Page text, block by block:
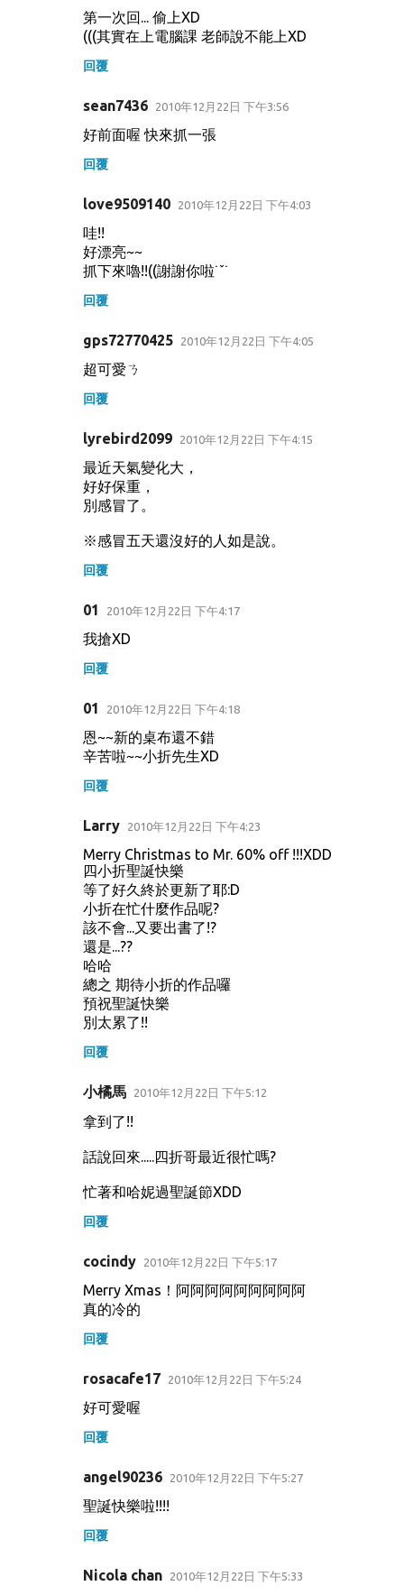
第一次回... 偷上XD
(((其實在上電腦課 老師說不能上XD
回覆
sean7436 2010年12月22日 下午3:56
好前面喔 快來抓一張
回覆
love9509140 2010年12月22日 下午4:03
哇!!
好漂亮~~
抓下來嚕!!((謝謝你啦˙ˇ˙
回覆
gps72770425 2010年12月22日 下午4:05
超可愛ㄋ
回覆
lyrebird2099 2010年12月22日 下午4:15
最近天氣變化大，
好好保重，
別感冒了。
※感冒五天還沒好的人如是說。
回覆
01 2010年12月22日 下午4:17
我搶XD
回覆
01 2010年12月22日 下午4:18
恩~~新的桌布還不錯
辛苦啦~~小折先生XD
回覆
Larry 2010年12月22日 下午4:23
Merry Christmas to Mr. 60% off !!!XDD
四小折聖誕快樂
等了好久終於更新了耶:D
小折在忙什麼作品呢?
該不會...又要出書了!?
還是...??
哈哈
總之 期待小折的作品囉
預祝聖誕快樂
別太累了!!
回覆
小橘馬 2010年12月22日 下午5:12
拿到了!!
話說回來.....四折哥最近很忙嗎?
忙著和哈妮過聖誕節XDD
回覆
cocindy 2010年12月22日 下午5:17
Merry Xmas！阿阿阿阿阿阿阿阿阿
真的冷的
回覆
rosacafe17 2010年12月22日 下午5:24
好可愛喔
回覆
angel90236 2010年12月22日 下午5:27
聖誕快樂啦!!!!
回覆
Nicola chan 2010年12月22日 下午5:33